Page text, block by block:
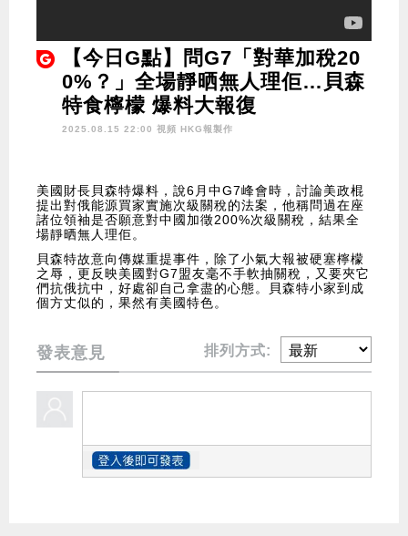
【今日G點】問G7「對華加稅20
0%？」全場靜晒無人理佢…貝森
特食檸檬 爆料大報復
2025.08.15 22:00 視頻 HKG報製作
美國財長貝森特爆料，說6月中G7峰會時，討論美政棍
提出對俄能源買家實施次級關稅的法案，他稱問過在座
諸位領袖是否願意對中國加徵200%次級關稅，結果全
場靜晒無人理佢。
貝森特故意向傳媒重提事件，除了小氣大報被硬塞檸檬
之辱，更反映美國對G7盟友毫不手軟抽關稅，又要夾它
們抗俄抗中，好處卻自己拿盡的心態。貝森特小家到成
個方丈似的，果然有美國特色。
發表意見 排列方式: